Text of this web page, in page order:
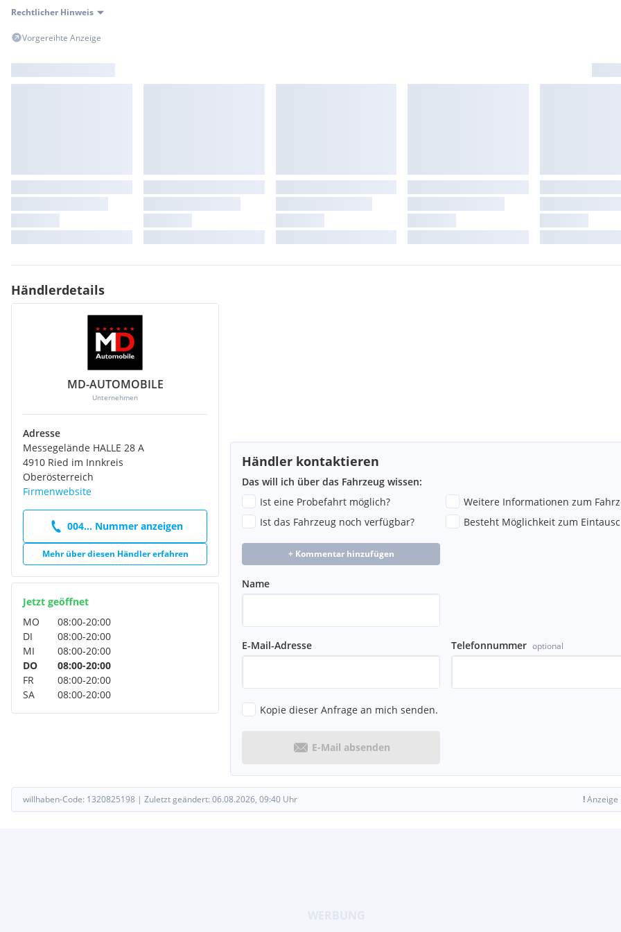
Elektrische Fensterheber
Klimaautomatik
Rücksitzbank teilbar
Freisprecheinrichtung
USB-Anschluss
Sicherheit & Assistenzsysteme
ABS
ESP
Isofix
Reifendruckkontrolle
Spurhalteassistent
Exterieur & Design
Sportfahrwerk
Sportstoßfänger
FAZIT
EinSeat Ibiza FR, wie man ihn sich wünscht: sportlich, top gepflegt und technisch auf dem
neuesten Stand. Perfekt für alle, die ein modernes, dynamisches Fahrzeug mit hoher
Alltagstauglichkeit suchen – ohne Kompromisse.
Einsteigen, losfahren und jeden Kilometer genießen – schneller wird Fahrfreude selten
verfügbar.
Wir freuen uns Ihr Interesse geweckt zu haben.
Ihren Gebrauchtwagen nehmen wir gerne in Zahlung!
Online– und Videoberatung auch per Whatsapp – Schreiben Sie uns einfach an.
Um Ihre Wartezeit auf ein Minimum zu reduzieren, vereinbaren Sie bitte einen
Rechtlicher Hinweis
Vorgereihte Anzeige
Händlerdetails
MD-AUTOMOBILE
Unternehmen
Adresse
Messegelände HALLE 28 A
4910 Ried im Innkreis
Oberösterreich
Firmenwebsite
004... Nummer anzeigen
Mehr über diesen Händler erfahren
Jetzt geöffnet
MO
08:00-20:00
DI
08:00-20:00
MI
08:00-20:00
DO
08:00-20:00
FR
08:00-20:00
SA
08:00-20:00
Händler kontaktieren
Das will ich über das Fahrzeug wissen:
Ist eine Probefahrt möglich?
Weitere Informationen zum
Ist das Fahrzeug noch verfügbar?
Besteht Möglichkeit zum
+ Kommentar hinzufügen
Name
E-Mail-Adresse Telefonnummer optional
Kopie dieser Anfrage an mich senden.
E-Mail absenden
willhaben-Code: 1320825198 | Zuletzt geändert: 06.08.2026, 09:40 Uhr !Anzeige